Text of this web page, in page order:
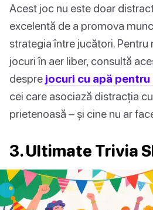
Acest joc nu este doar
excelentă de a promova
strategia între jucători. Pentru
jocuri în aer liber, consultă
despre jocuri cu apă
cei care asociază distracția
prietenoasă – și cine nu ar
3. Ultimate Trivia